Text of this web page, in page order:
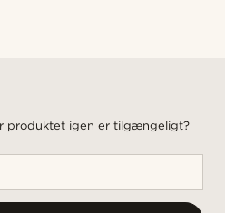
produktet igen er tilgængeligt?